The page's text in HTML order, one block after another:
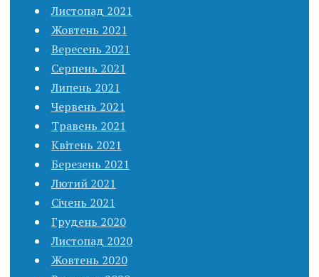
Листопад 2021
Жовтень 2021
Вересень 2021
Серпень 2021
Липень 2021
Червень 2021
Травень 2021
Квітень 2021
Березень 2021
Лютий 2021
Січень 2021
Грудень 2020
Листопад 2020
Жовтень 2020